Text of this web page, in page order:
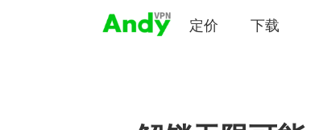
定价 下载